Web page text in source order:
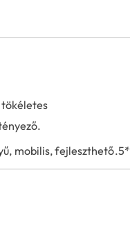
tökéletes
mobilis, fejleszthető.5*